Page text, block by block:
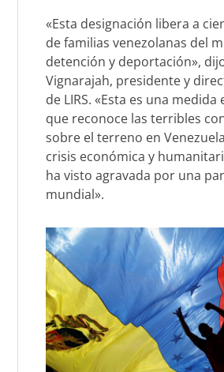
«Esta designación libera a
de familias venezolanas del
detención y deportación»,
Vignarajah, presidente y
de LIRS. «Esta es una
que reconoce las terribles
sobre el terreno en
crisis económica y
ha visto agravada por una
mundial».